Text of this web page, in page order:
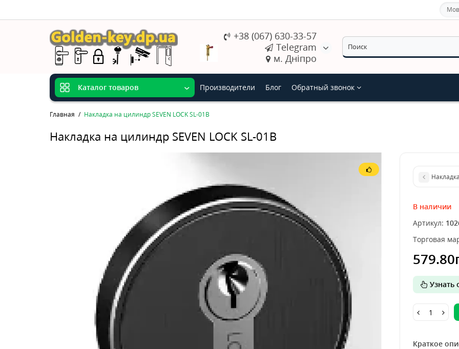
+38 (067) 630-33-57
Telegram
м. Дніпро
Каталог товаров Производители Блог Обратный звонок
Главная Накладка на цилиндр SEVEN LOCK SL-01B
Накладка на цилиндр SEVEN LOCK SL-01B
В наличии
Артикул:
Торговая
Узнать
Краткое